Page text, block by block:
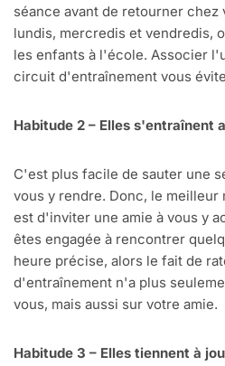
séance avant de retourner chez
lundis, mercredis et vendredis,
les enfants à l'école. Associer
circuit d'entraînement vous
Habitude 2 – Elles s'entraînent
C'est plus facile de sauter une
vous y rendre. Donc, le meilleur
est d'inviter une amie à vous y
êtes engagée à rencontrer
heure précise, alors le fait de
d'entraînement n'a plus
vous, mais aussi sur votre amie.
Habitude 3 – Elles tiennent à